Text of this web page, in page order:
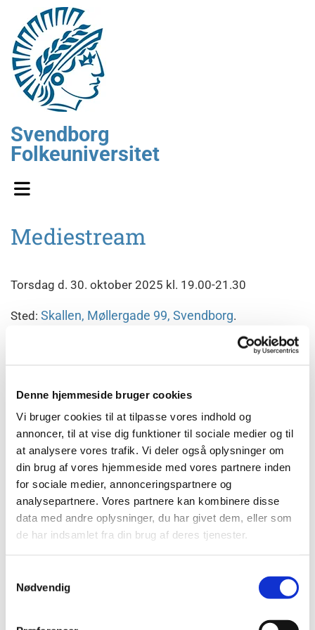
Denne hjemmeside bruger cookies
Vi bruger cookies til at tilpasse vores indhold og
annoncer, til at vise dig funktioner til sociale medier og til
at analysere vores trafik. Vi deler også oplysninger om
din brug af vores hjemmeside med vores partnere inden
for sociale medier, annonceringspartnere og
analysepartnere. Vores partnere kan kombinere disse
data med andre oplysninger, du har givet dem, eller som
de har indsamlet fra din brug af deres tjenester.
Nødvendig
Svendborg
Folkeuniversitet
Mediestream
Torsdag d. 30. oktober 2025 kl. 19.00-21.30
Sted: Skallen, Møllergade 99, Svendborg.
søge i danske aviser. Foredraget gennemgår, hvad
mediestream er, hvad det indeholder, og ikke mindst,
hvordan man søger i de mange aviser med speciel
fokus på slægtsforskning. Der vises også med praktisk
demo, hvordan man arbejder med Mediestream.
Pris: 50 kr. (Medlemmer af Danske Slægtsforskere